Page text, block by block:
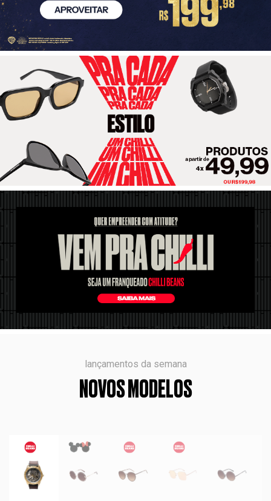
lançamentos da semana
NOVOS MODELOS